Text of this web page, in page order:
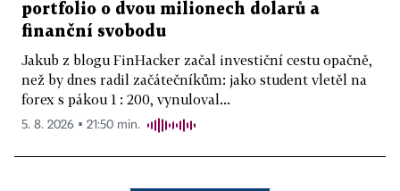
portfolio o dvou milionech dolarů a
finanční svobodu
Jakub z blogu FinHacker začal investiční cestu opačně,
než by dnes radil začátečníkům: jako student vletěl na
forex s pákou 1 : 200, vynuloval...
5. 8. 2026 ▪ 21:50 min.